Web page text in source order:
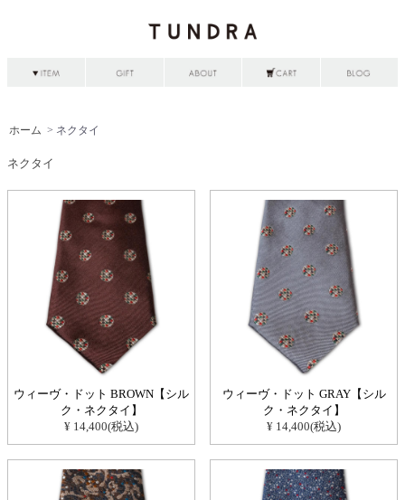
ホーム > ネクタイ
ネクタイ
ウィーヴ・ドット BROWN【シル
ク・ネクタイ】
¥ 14,400(税込)
ウィーヴ・ドット GRAY【シル
ク・ネクタイ】
¥ 14,400(税込)